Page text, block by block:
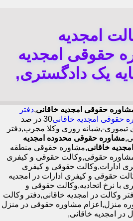
امجدیه
حقوقی امجدیه
یک دادگستری,
حقوقی امجدیه خاقانی,دفتر
حقوقی امجدیه خاقانی
30 در صد
09120862254-آقای تیموری-,شبانه روزی وکلا مجرب,دفتر
مشاوره حقوقی محدوده امجدیه
خاقانی,مشاوره حقوقی منطقه
حقوقی,وکالت حقوقی و کیفری
ادارات,وکالت حقوقی و کیفری
حقوقی و کیفری ادارات در امجدیه
با نرخ اتحادیه,وکالت حقوقی و
وکالت در امجدیه خاقانی,دفتر وکالت
منزل,اعزام مشاوره حقوقی در منزل
امجدیه خاقانی,